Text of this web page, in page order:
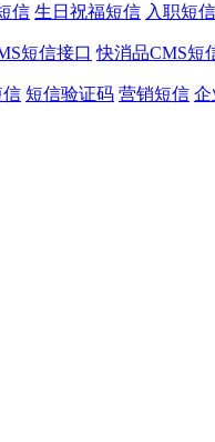
信 生日祝福短信 入职短信
短信接口 快消品CMS短
信 短信验证码 营销短信 企